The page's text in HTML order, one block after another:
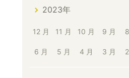
2023年
12 月 11 月 10 月 9 月
6 月 5 月 4 月 3 月